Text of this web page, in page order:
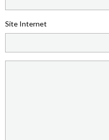
Site Internet